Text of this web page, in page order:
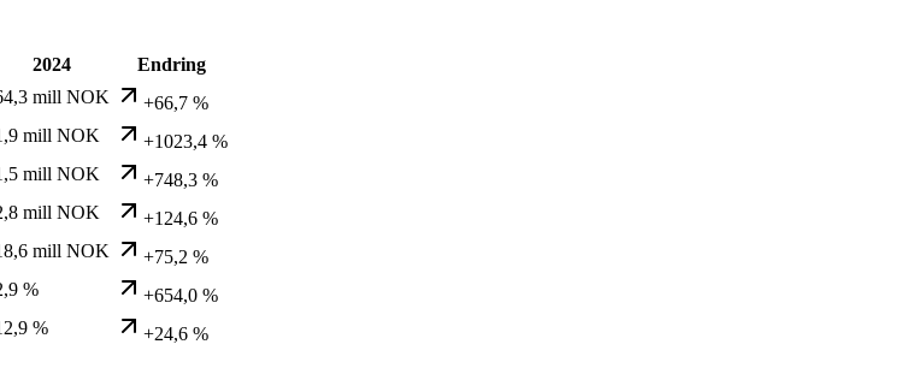
2024
Endring
mill NOK
+66,7 %
mill NOK
+1023,4 %
mill NOK
+748,3 %
mill NOK
+124,6 %
mill NOK
+75,2 %
%
+654,0 %
% +24,6 %